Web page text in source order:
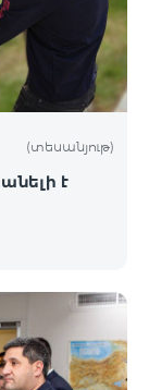
(տեսանյութ)
է